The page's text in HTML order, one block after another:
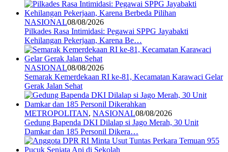
NASIONAL08/08/2026
Pilkades Rasa Intimidasi: Pegawai SPPG Jayabakti
Kehilangan Pekerjaan, Karena Be…
NASIONAL08/08/2026
Semarak Kemerdekaan RI ke-81, Kecamatan Karawaci Gelar
Gerak Jalan Sehat
METROPOLITAN, NASIONAL08/08/2026
Gedung Bapenda DKI Dilalap si Jago Merah, 30 Unit
Damkar dan 185 Personil Dikera…